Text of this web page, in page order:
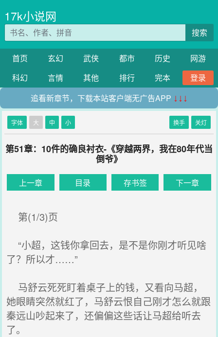
17k小说网
搜索
首页 玄幻 武侠 都市 历史
网游
科幻
言情 其他 排行 完本
登录
追看新章节，下载本站客户端无广告APP ↓↓↓
字体 大 中 小 换手 关灯
第51章：10件的确良衬衣-《穿越两界，我在80年代当
倒爷》
上一章 目录 存书签 下一章
第(1/3)页
“小超，这钱你拿回去，是不是你刚才听见啥
了？所以才……”
马舒云死死盯着桌子上的钱，又看向马超，
她眼睛突然就红了，马舒云恨自己刚才怎么就跟
秦远山吵起来了，还偏偏这些话让马超给听去
了。